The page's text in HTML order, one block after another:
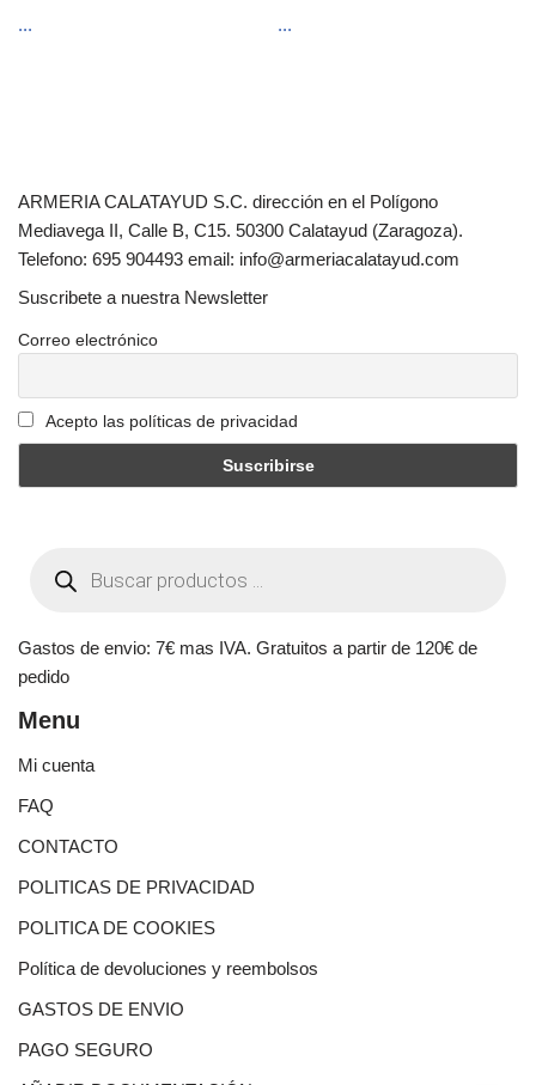
...
...
ARMERIA CALATAYUD S.C. dirección en el Polígono
Mediavega II, Calle B, C15. 50300 Calatayud (Zaragoza).
Telefono: 695 904493 email: info@armeriacalatayud.com
Suscribete a nuestra Newsletter
Correo electrónico
Acepto las políticas de privacidad
Gastos de envio: 7€ mas IVA. Gratuitos a partir de 120€ de
pedido
Menu
Mi cuenta
FAQ
CONTACTO
POLITICAS DE PRIVACIDAD
POLITICA DE COOKIES
Política de devoluciones y reembolsos
GASTOS DE ENVIO
PAGO SEGURO